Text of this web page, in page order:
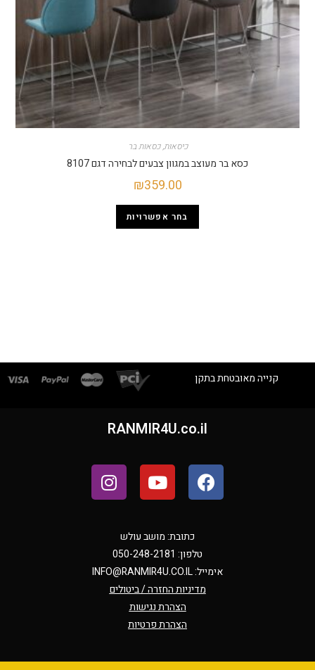
כיסאות,כסאות בר
כסא בר מעוצב במגוון צבעים לבחירה דגם 8107
₪359.00
בחר אפשרויות
קנייה מאובטחת בתקן
RANMIR4U.co.il
כתובת: מושב עולש
טלפון: 050-248-2181
אימייל:INFO@RANMIR4U.CO.IL
מדיניות החזרה / ביטולים
הצהרת נגישות
הצהרת פרטיות